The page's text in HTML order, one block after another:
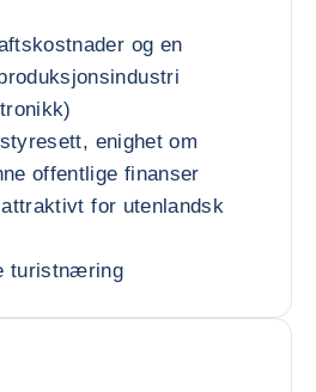
og en
enighet om
offentlige finanser
for utenlandsk
turistnæring